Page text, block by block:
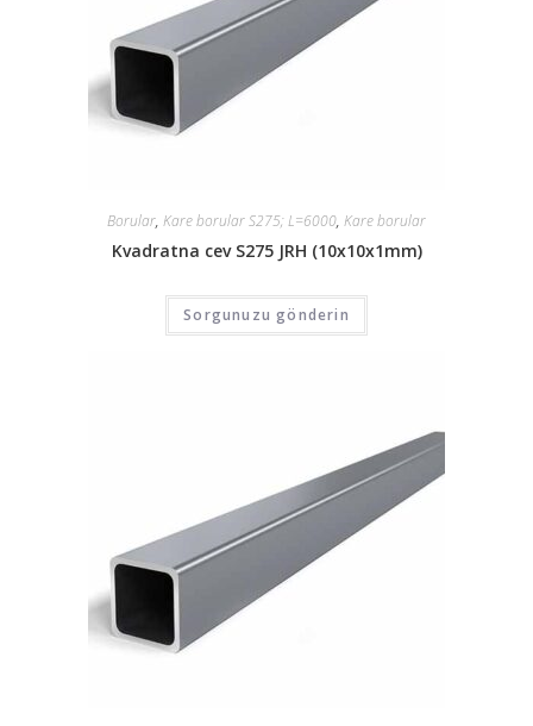
Borular, Kare borular S275; L=6000, Kare borular
Kvadratna cev S275 JRH (10x10x1mm)
Sorgunuzu gönderin